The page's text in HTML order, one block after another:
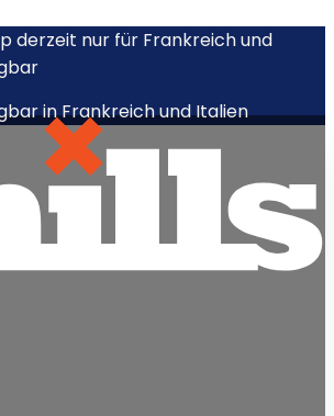
derzeit nur für Frankreich und
in Frankreich und Italien